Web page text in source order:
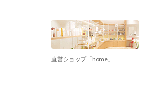
直営ショップ「home」